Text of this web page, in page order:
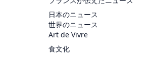
日本のニュース
世界のニュース
Art de Vivre
食文化